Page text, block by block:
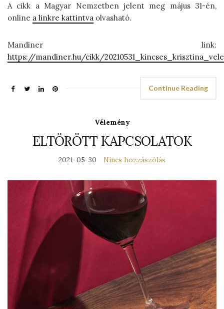
A cikk a Magyar Nemzetben jelent meg május 31-én,
online a linkre kattintva olvasható.
Mandiner link:
https://mandiner.hu/cikk/
Continue Reading
Vélemény
ELTÖRÖTT KAPCSOLATOK
2021-05-30 Nincs hozzászólás